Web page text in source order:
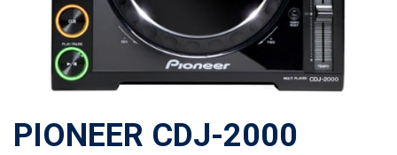
PIONEER CDJ-2000